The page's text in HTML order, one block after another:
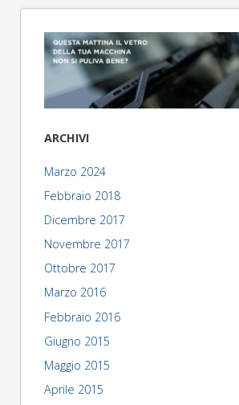
ARCHIVI
Marzo 2024
Febbraio 2018
Dicembre 2017
Novembre 2017
Ottobre 2017
Marzo 2016
Febbraio 2016
Giugno 2015
Maggio 2015
Aprile 2015